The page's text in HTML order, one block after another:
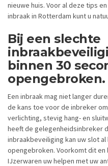
nieuwe huis. Voor al deze tips
inbraak in Rotterdam kunt u
Bij een slechte
binnen 30
opengebroken.
Een inbraak mag niet langer
de kans toe voor de inbreker
verlichting, stevig hang- en
heeft de gelegenheidsinbreker
inbraakbeveiliging kan uw slot
opengebroken. Voorkomt dit en
IJzerwaren uw helpen met uw